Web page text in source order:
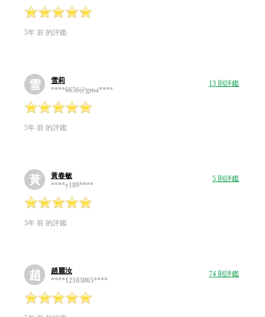
5年 前 的評鑑
雪
雪莉
****6656@gma****
13 則評鑑
5年 前 的評鑑
黃
黃春敏
****y189****
5 則評鑑
5年 前 的評鑑
趙
趙麗汝
****12103065****
74 則評鑑